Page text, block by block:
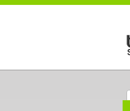
Direkt zum Inhalt